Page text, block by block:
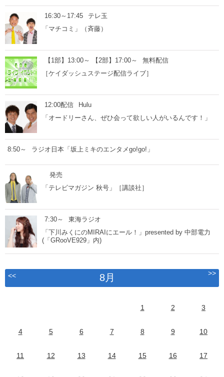
16:30～17:45
テレ玉
「マチコミ」（斉藤）
【1部】13:00～ 【2部】17:00～
無料配信
［ケイダッシュステージ配信ライブ］
12:00配信
Hulu
「オードリーさん、ぜひ会って欲しい人がいるんです！」
8:50～ ラジオ日本「坂上ミキのエンタメgo!go!」
発売
「テレビマガジン 秋号」［講談社］
7:30～
東海ラジオ
「下川みくにのMIRAIにエール！」presented by 中部電力
(「GRooVE929」内)
<< 8月 >>
1 2 3
4 5 6 7 8 9 10
11 12 13 14 15 16 17